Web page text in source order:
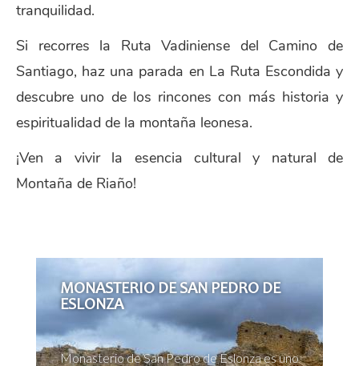
tranquilidad.
Si recorres la Ruta Vadiniense del Camino de
Santiago, haz una parada en La Ruta Escondida y
descubre uno de los rincones con más historia y
espiritualidad de la montaña leonesa.
¡Ven a vivir la esencia cultural y natural de
Montaña de Riaño!
MONASTERIO DE SAN PEDRO DE
ESLONZA
Monasterio de San Pedro de Eslonza es uno